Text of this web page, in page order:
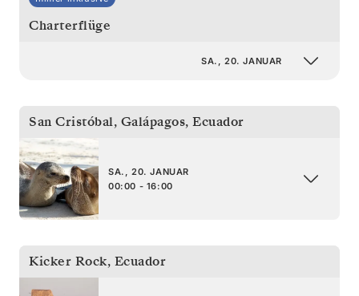
Charterflüge
SA., 20. JANUAR
San Cristóbal, Galápagos, Ecuador
SA., 20. JANUAR
00:00 - 16:00
Kicker Rock, Ecuador